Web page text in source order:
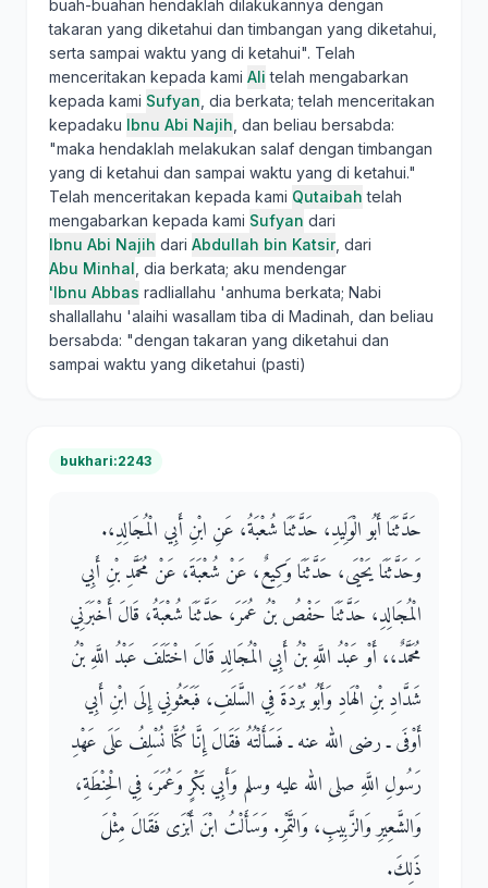
buah-buahan hendaklah dilakukannya dengan
takaran yang diketahui dan timbangan yang diketahui,
serta sampai waktu yang di ketahui". Telah
menceritakan kepada kami Ali telah mengabarkan
kepada kami Sufyan , dia berkata; telah menceritakan
kepadaku Ibnu Abi Najih , dan beliau bersabda:
"maka hendaklah melakukan salaf dengan timbangan
yang di ketahui dan sampai waktu yang di ketahui."
Telah menceritakan kepada kami Qutaibah telah
mengabarkan kepada kami Sufyan dari
Ibnu Abi Najih dari Abdullah bin Katsir, dari
Abu Minhal , dia berkata; aku mendengar
'Ibnu Abbas radliallahu 'anhuma berkata; Nabi
shallallahu 'alaihi wasallam tiba di Madinah, dan beliau
bersabda: "dengan takaran yang diketahui dan
sampai waktu yang diketahui (pasti)
bukhari:2243
حَدَّثَنَا أَبُو الْوَلِيدِ، حَدَّثَنَا شُعْبَةُ، عَنِ ابْنِ أَبِي الْمُجَالِدِ،‏.‏
وَحَدَّثَنَا يَحْيَى، حَدَّثَنَا وَكِيعٌ، عَنْ شُعْبَةَ، عَنْ مُحَمَّدِ بْنِ أَبِي
الْمُجَالِدِ، حَدَّثَنَا حَفْصُ بْنُ عُمَرَ، حَدَّثَنَا شُعْبَةُ، قَالَ أَخْبَرَنِي
مُحَمَّدٌ،، أَوْ عَبْدُ اللَّهِ بْنُ أَبِي الْمُجَالِدِ قَالَ اخْتَلَفَ عَبْدُ اللَّهِ بْنُ
شَدَّادِ بْنِ الْهَادِ وَأَبُو بُرْدَةَ فِي السَّلَفِ، فَبَعَثُونِي إِلَى ابْنِ أَبِي
أَوْفَى ـ رضى الله عنه ـ فَسَأَلْتُهُ فَقَالَ إِنَّا كُنَّا نُسْلِفُ عَلَى عَهْدِ
رَسُولِ اللَّهِ صلى الله عليه وسلم وَأَبِي بَكْرٍ وَعُمَرَ، فِي الْحِنْطَةِ،
وَالشَّعِيرِ وَالزَّبِيبِ، وَالتَّمْرِ‏.‏ وَسَأَلْتُ ابْنَ أَبْزَى فَقَالَ مِثْلَ
ذَلِكَ‏.‏